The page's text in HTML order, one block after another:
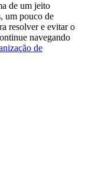
de um jeito
um pouco de
resolver e evitar o
navegando
de